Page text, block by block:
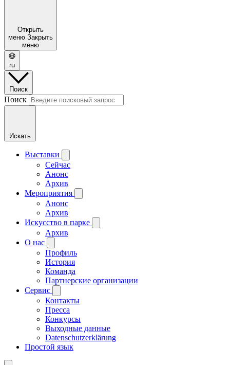
Открыть
меню Закрыть
меню
ru
Поиск
Поиск
Искать
Выставки
Сейчас
Анонс
Архив
Мероприятия
Анонс
Архив
Искусство в парке
Архив
О нас
Профиль
История
Команда
Партнерские организации
Сервис
Контакты
Пресса
Конкурсы
Выходные данные
Datenschutzerklärung
Простой язык